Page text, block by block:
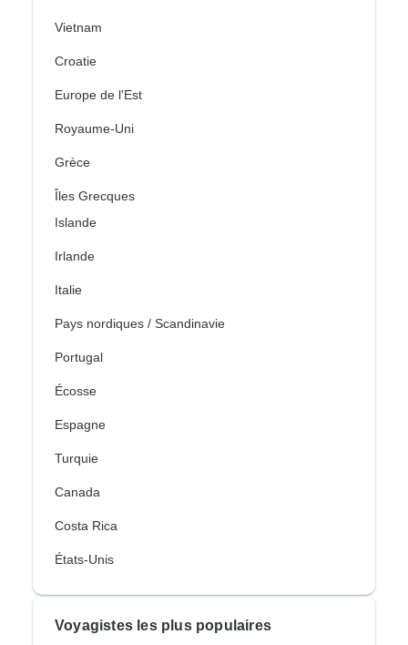
Vietnam
Croatie
Europe de l'Est
Royaume-Uni
Grèce
Îles Grecques
Islande
Irlande
Italie
Pays nordiques / Scandinavie
Portugal
Écosse
Espagne
Turquie
Canada
Costa Rica
États-Unis
Voyagistes les plus populaires